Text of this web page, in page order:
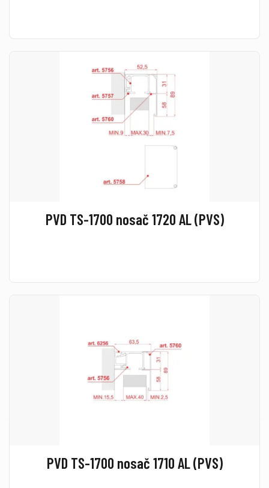
PVD TS-1700 nosač 1720 AL (PVS)
PVD TS-1700 nosač 1710 AL (PVS)